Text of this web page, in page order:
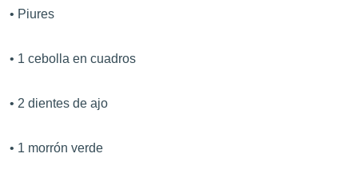
• Piures
• 1 cebolla en cuadros
• 2 dientes de ajo
• 1 morrón verde